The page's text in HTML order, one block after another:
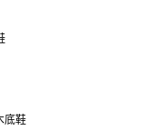
底鞋